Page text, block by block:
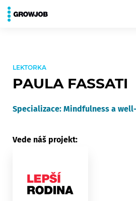
LEKTORKA
PAULA FASSATI
Specializace: Mindfulness a
Vede náš projekt: